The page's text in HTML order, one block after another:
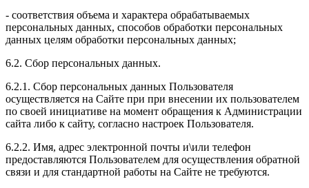
- соответствия объема и характера обрабатываемых
персональных данных, способов обработки персональных
данных целям обработки персональных данных;
6.2. Сбор персональных данных.
6.2.1. Сбор персональных данных Пользователя
осуществляется на Сайте при при внесении их пользователем
по своей инициативе на момент обращения к Администрации
сайта либо к сайту, согласно настроек Пользователя.
6.2.2. Имя, адрес электронной почты и\или телефон
предоставляются Пользователем для осуществления обратной
связи и для стандартной работы на Сайте не требуются.